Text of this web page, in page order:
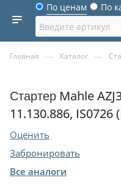
По ценам По
Главная — Каталог —
Стартер Mahle
11.130.886, IS0726
Оценить
Забронировать
Все аналоги